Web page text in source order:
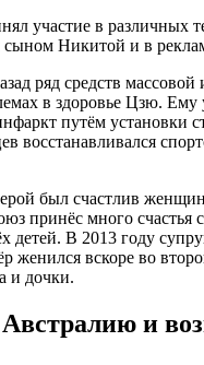
участие в различных
сыном Никитой и в
ряд средств
в здоровье Цзю. Ему
путём установки
восстанавливался
был счастлив
принёс много счастья
детей. В 2013 году
женился вскоре во
и дочки.
и